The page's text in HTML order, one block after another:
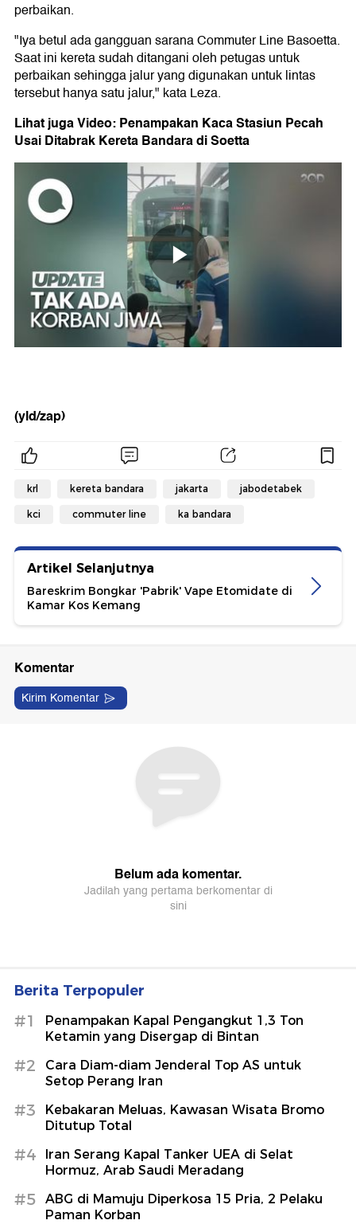
perbaikan.
"Iya betul ada gangguan sarana Commuter Line Basoetta.
Saat ini kereta sudah ditangani oleh petugas untuk
perbaikan sehingga jalur yang digunakan untuk lintas
tersebut hanya satu jalur," kata Leza.
Lihat juga Video: Penampakan Kaca Stasiun Pecah
Usai Ditabrak Kereta Bandara di Soetta
(yld/zap)
krl kereta bandara jakarta jabodetabek
kci commuter line ka bandara
Artikel Selanjutnya
Bareskrim Bongkar 'Pabrik' Vape Etomidate di
Kamar Kos Kemang
Berita Terpopuler
#1
Penampakan Kapal Pengangkut 1,3 Ton
Ketamin yang Disergap di Bintan
#2
Cara Diam-diam Jenderal Top AS untuk
Setop Perang Iran
#3
Kebakaran Meluas, Kawasan Wisata Bromo
Ditutup Total
#4
Iran Serang Kapal Tanker UEA di Selat
Hormuz, Arab Saudi Meradang
#5
ABG di Mamuju Diperkosa 15 Pria, 2 Pelaku
Paman Korban